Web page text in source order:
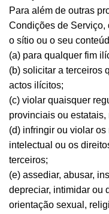
Para além de outras
Condições de Serviço,
o sítio ou o seu
(a) para qualquer fim
(b) solicitar a terceiros
actos ilícitos;
(c) violar quaisquer
provinciais ou
(d) infringir ou violar
intelectual ou os
terceiros;
(e) assediar, abusar,
depreciar, intimidar ou
orientação sexual,